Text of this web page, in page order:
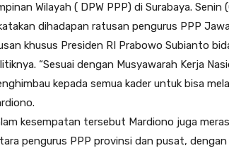
Wilayah ( DPW PPP) di Surabaya.
dihadapan ratusan pengurus PPP
khusus Presiden RI Prabowo Subianto
“Sesuai dengan Musyawarah Kerja
kepada semua kader untuk bisa
kesempatan tersebut Mardiono juga
pengurus PPP provinsi dan pusat,